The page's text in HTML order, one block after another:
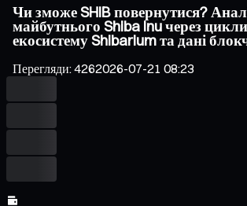
Чи зможе SHIB повернутися?
майбутнього Shiba Inu через
екосистему Shibarium та дані
Перегляди:4262026-07-21 08:23